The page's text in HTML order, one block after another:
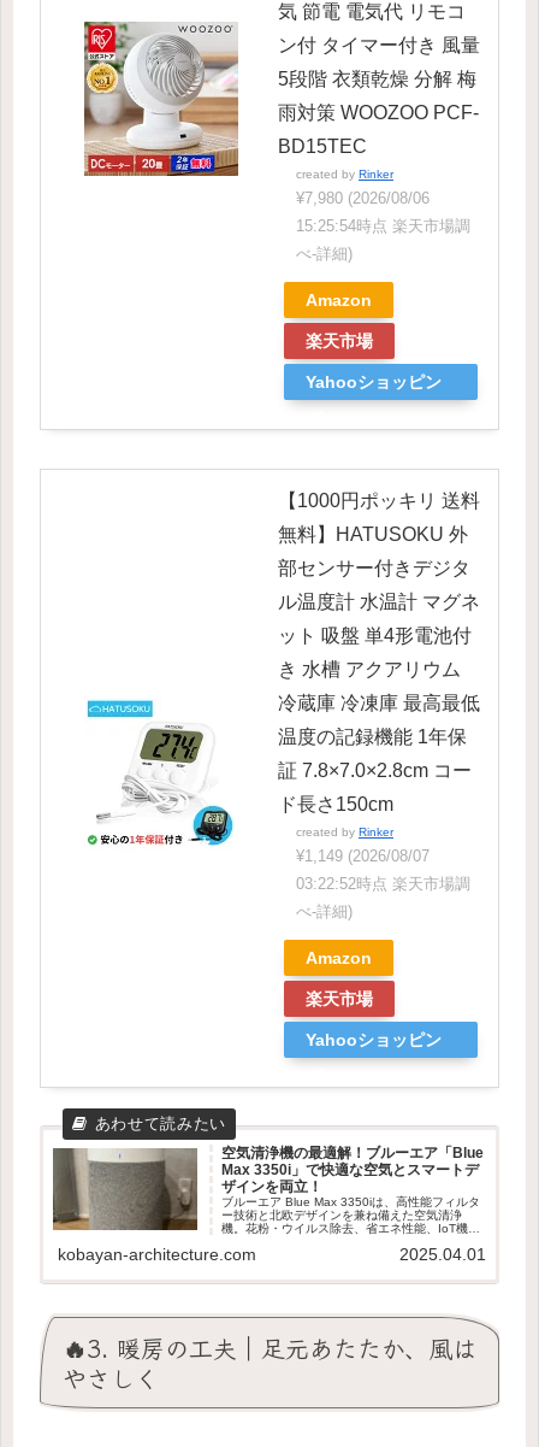
気 節電 電気代 リモコ
ン付 タイマー付き 風量
5段階 衣類乾燥 分解 梅
雨対策 WOOZOO PCF-
BD15TEC
created by Rinker
¥7,980 (2026/08/06
15:25:54時点 楽天市場調
べ-詳細)
Amazon
楽天市場
Yahooショッピン
【1000円ポッキリ 送料
無料】HATUSOKU 外
部センサー付きデジタ
ル温度計 水温計 マグネ
ット 吸盤 単4形電池付
き 水槽 アクアリウム
冷蔵庫 冷凍庫 最高最低
温度の記録機能 1年保
証 7.8×7.0×2.8cm コー
ド長さ150cm
created by Rinker
¥1,149 (2026/08/07
03:22:52時点 楽天市場調
べ-詳細)
Amazon
楽天市場
Yahooショッピン
空気清浄機の最適解！ブルーエア「Blue
Max 3350i」で快適な空気とスマートデ
ザインを両立！
ブルーエア Blue Max 3350iは、高性能フィルタ
ー技術と北欧デザインを兼ね備えた空気清浄
機。花粉・ウイルス除去、省エネ性能、IoT機能
kobayan-architecture.com 2025.04.01
🔥3. 暖房の工夫｜足元あたたか、風は
やさしく